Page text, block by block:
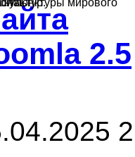
мирового
2.5